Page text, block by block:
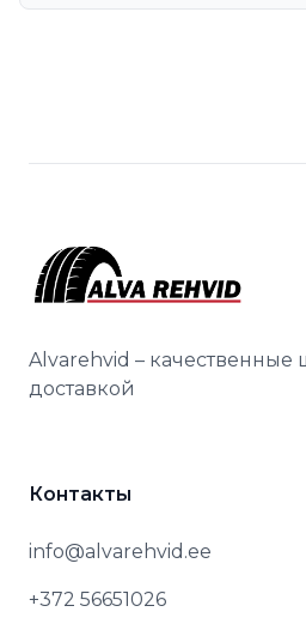
Alvarehvid –
доставкой
Контакты
info@alvarehvid.ee
+372 56651026